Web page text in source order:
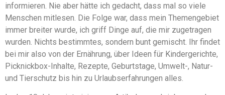
informieren. Nie aber hätte ich gedacht, dass mal so viele
Menschen mitlesen. Die Folge war, dass mein Themengebiet
immer breiter wurde, ich griff Dinge auf, die mir zugetragen
wurden. Nichts bestimmtes, sondern bunt gemischt. Ihr findet
bei mir also von der Ernährung, über Ideen für Kindergerichte,
Picknickbox-Inhalte, Rezepte, Geburtstage, Umwelt-, Natur-
und Tierschutz bis hin zu Urlaubserfahrungen alles.